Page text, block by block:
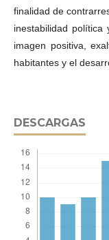
finalidad de
inestabilidad
imagen positiva,
habitantes y el
DESCARGAS